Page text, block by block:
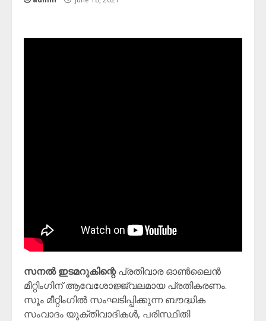
സനൽ ഇടമറുകിന്റെപ്രതിവാര ഓൺലൈൻ
മീറ്റിംഗിന് ആവേശോജ്ജ്വലമായ പ്രതികരണം.
സൂം മീറ്റിംഗിൽ സംഘടിപ്പിക്കുന്ന ബൗദ്ധിക
സംവാദം യുക്തിവാദികൾ, പരിസ്ഥിതി